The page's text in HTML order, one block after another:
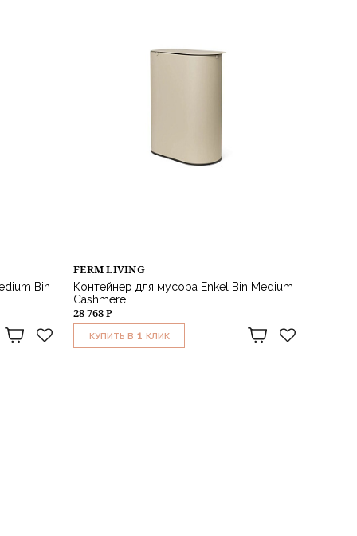
Bin
FERM LIVING
Контейнер для мусора Enkel Bin Medium
Cashmere
28 768 ₽
КУПИТЬ В 1 КЛИК